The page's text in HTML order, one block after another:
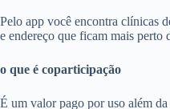
Pelo app você encontra clínicas
e endereço que ficam mais perto
o que é coparticipação
É um valor pago por uso além